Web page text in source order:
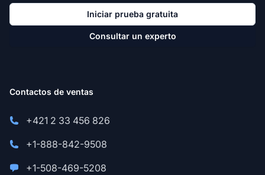
Iniciar prueba gratuita
Consultar un experto
Contactos de ventas
+421 2 33 456 826
+1-888-842-9508
+1-508-469-5208